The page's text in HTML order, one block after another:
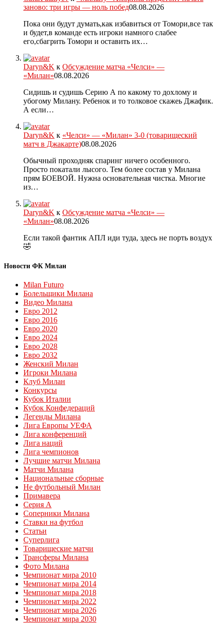
заново: три игры — ноль побед08.08.2026
Пока они будут думать,как избавиться от Томори,все так
и будет,в команде есть игроки намного слабее
его,сбагрить Томори и оставить их…
Daryn&K к Обсуждение матча «Челси» —
«Милан»08.08.2026
Сидишь и судишь Серию А по какому то дохлому и
убогому Милану. Ребенок и то толковое скажеь Джафик.
А если…
Daryn&K к «Челси» — «Милан» 3-0 (товарищеский
матч в Джакарте)08.08.2026
Обычный проходняк спаринг ничего особенного.
Просто покатали лысого. Тем более состав у Милана
прям БОЕВОЙ. Нужна основательная чистка. Многие
из…
Daryn&K к Обсуждение матча «Челси» —
«Милан»08.08.2026
Если такой фантик АПЛ иди туда, здесь не порть воздух
🤣
Новости ФК Милан
Milan Futuro
Болельщики Милана
Видео Милана
Евро 2012
Евро 2016
Евро 2020
Евро 2024
Евро 2028
Евро 2032
Женский Милан
Игроки Милана
Клуб Милан
Конкурсы
Кубок Италии
Кубок Конфедераций
Легенды Милана
Лига Европы УЕФА
Лига конференций
Лига наций
Лига чемпионов
Лучшие матчи Милана
Матчи Милана
Национальные сборные
Не футбольный Милан
Примавера
Серия А
Соперники Милана
Ставки на футбол
Статьи
Суперлига
Товарищеские матчи
Трансферы Милана
Фото Милана
Чемпионат мира 2010
Чемпионат мира 2014
Чемпионат мира 2018
Чемпионат мира 2022
Чемпионат мира 2026
Чемпионат мира 2030